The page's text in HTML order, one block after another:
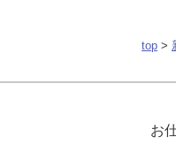
top >
お